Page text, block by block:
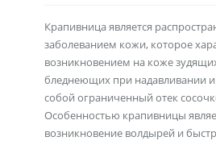
Крапивница является
заболеванием кожи, которое
возникновением на коже
бледнеющих при надавливании
собой ограниченный отек
Особенностью крапивницы
возникновение волдырей и